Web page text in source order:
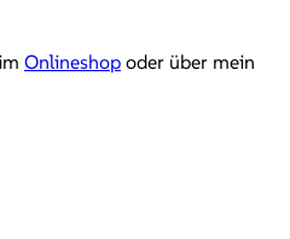
Onlineshop oder über mein